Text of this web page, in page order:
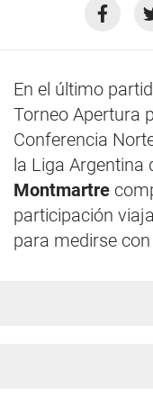
En el último
Torneo Apertura
Conferencia
la Liga Argentina
Montmartre
participación
para medirse